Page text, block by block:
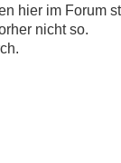
hier im Forum
nicht so.